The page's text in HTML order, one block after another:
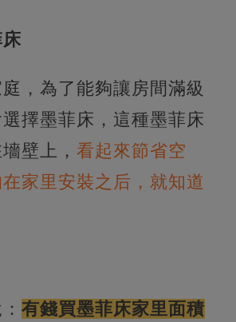
，為了能夠讓房間滿級
擇墨菲床，這種墨菲床
壁上， 看起來節省空
家里安裝之后，就知道
有錢買墨菲床家里面積